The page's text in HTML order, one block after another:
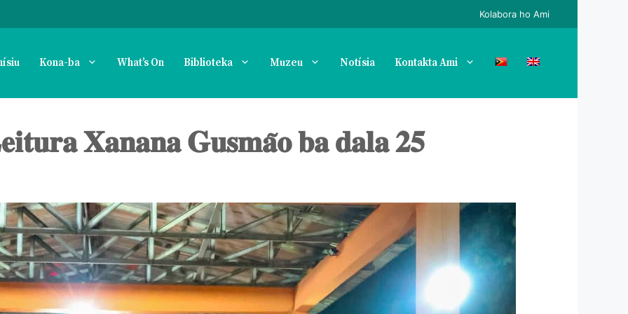
Kolabora ho Ami
Kona-ba What’s On Biblioteka Muzeu Notísia Kontakta Ami
𝐗𝐚𝐧𝐚𝐧𝐚 𝐆𝐮𝐬𝐦𝐚̃𝐨 𝐛𝐚 𝐝𝐚𝐥𝐚 𝟐𝟓